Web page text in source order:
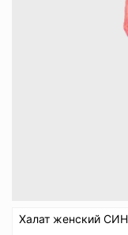
Халат женский